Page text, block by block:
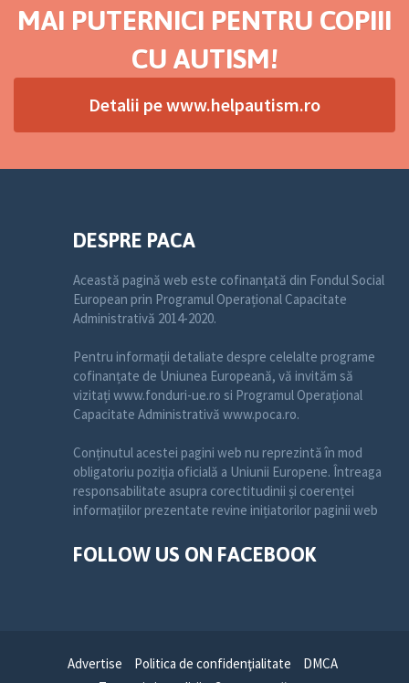
MAI PUTERNICI PENTRU COPIII
CU AUTISM!
Detalii pe www.helpautism.ro
DESPRE PACA
Această pagină web este cofinanțată din Fondul Social
European prin Programul Operațional Capacitate
Administrativă 2014-2020.
Pentru informații detaliate despre celelalte programe
cofinanțate de Uniunea Europeană, vă invităm să
vizitați www.fonduri-ue.ro si Programul Operațional
Capacitate Administrativă www.poca.ro.
Conținutul acestei pagini web nu reprezintă în mod
obligatoriu poziția oficială a Uniunii Europene. Întreaga
responsabilitate asupra corectitudinii și coerenței
informațiilor prezentate revine inițiatorilor paginii web
FOLLOW US ON FACEBOOK
Advertise Politica de confidenţialitate
DMCA